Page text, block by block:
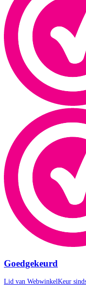
Goedgekeurd
Lid van WebwinkelKeur